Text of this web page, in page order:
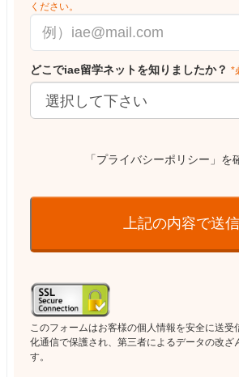
ください。
どこでiae留学ネットを知りましたか？ *
「プライバシーポリシー」を
上記の内容で送信
このフォームはお客様の個人情報を安全に送受
化通信で保護され、第三者によるデータの改ざ
す。